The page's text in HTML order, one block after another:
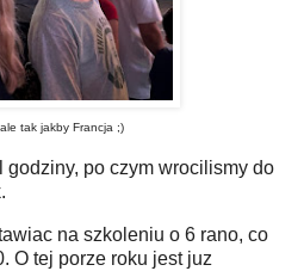
tak jakby Francja ;)
godziny, po czym wrocilismy do
na szkoleniu o 6 rano, co
O tej porze roku jest juz